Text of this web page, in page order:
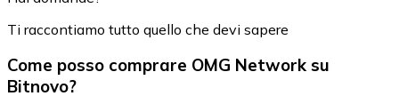
Ti raccontiamo tutto quello che devi sapere
Come posso comprare OMG Network su
Bitnovo?